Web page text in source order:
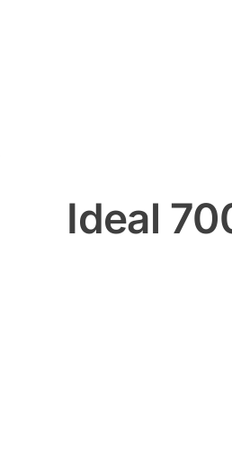
Ideal